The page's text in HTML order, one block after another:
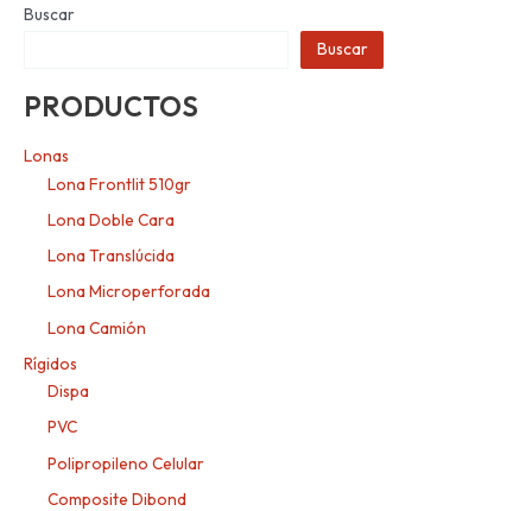
Buscar
Buscar
PRODUCTOS
Lonas
Lona Frontlit 510gr
Lona Doble Cara
Lona Translúcida
Lona Microperforada
Lona Camión
Rígidos
Dispa
PVC
Polipropileno Celular
Composite Dibond